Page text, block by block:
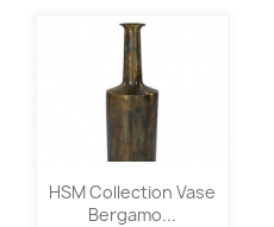
HSM Collection Vase
Bergamo...